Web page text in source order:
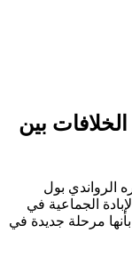
بين
الرواندي بول
الجماعية في
بأنها مرحلة جديدة في